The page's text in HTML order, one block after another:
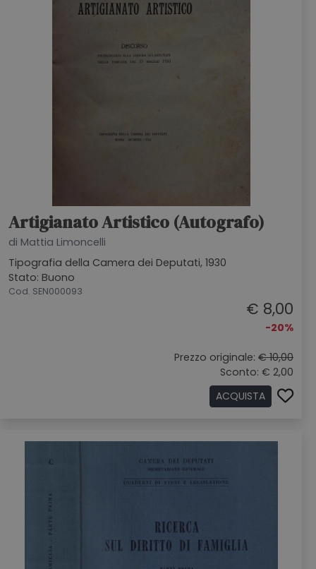
Artigianato Artistico (Autografo)
di Mattia Limoncelli
Tipografia della Camera dei Deputati, 1930
Stato: Buono
Cod. SEN000093
€ 8,00
-20%
Prezzo originale: € 10,00
Sconto: € 2,00
ACQUISTA